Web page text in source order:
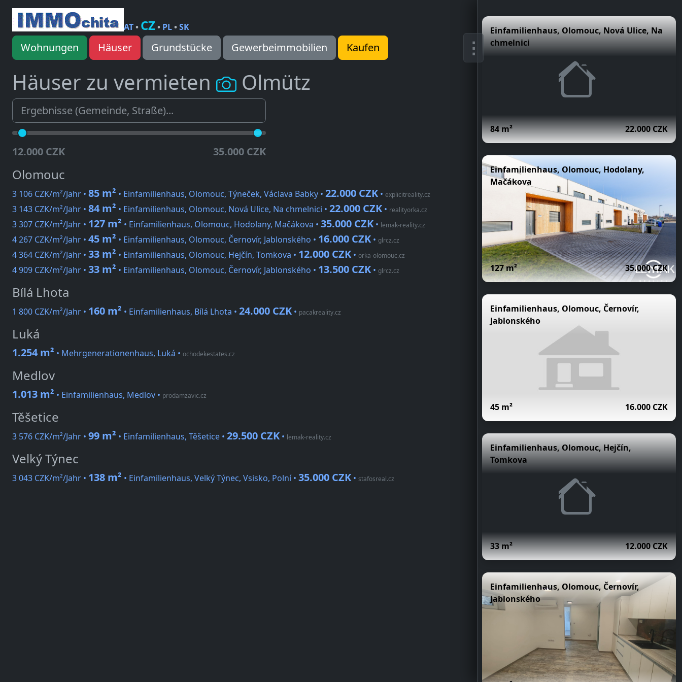
AT• CZ• PL•SK
Wohnungen Häuser Grundstücke Gewerbeimmobilien Kaufen
Häuser zu vermieten Olmütz
12.000 CZK 35.000 CZK
Olomouc
3 106 CZK/m²/Jahr • 85 m² • Einfamilienhaus, Olomouc, Týneček, Václava Babky • 22.000 CZK • explicitreality.cz
3 143 CZK/m²/Jahr • 84 m² • Einfamilienhaus, Olomouc, Nová Ulice, Na chmelnici • 22.000 CZK • realityorka.cz
3 307 CZK/m²/Jahr • 127 m² • Einfamilienhaus, Olomouc, Hodolany, Mačákova • 35.000 CZK • lemak-reality.cz
4 267 CZK/m²/Jahr • 45 m² • Einfamilienhaus, Olomouc, Černovír, Jablonského • 16.000 CZK • glrcz.cz
4 364 CZK/m²/Jahr • 33 m² • Einfamilienhaus, Olomouc, Hejčín, Tomkova • 12.000 CZK • orka-olomouc.cz
4 909 CZK/m²/Jahr • 33 m² • Einfamilienhaus, Olomouc, Černovír, Jablonského • 13.500 CZK • glrcz.cz
Bílá Lhota
1 800 CZK/m²/Jahr • 160 m² • Einfamilienhaus, Bílá Lhota • 24.000 CZK • pacakreality.cz
Luká
1.254 m² • Mehrgenerationenhaus, Luká • ochodekestates.cz
Medlov
1.013 m² • Einfamilienhaus, Medlov • prodamzavic.cz
Těšetice
3 576 CZK/m²/Jahr • 99 m² • Einfamilienhaus, Těšetice • 29.500 CZK • lemak-reality.cz
Velký Týnec
3 043 CZK/m²/Jahr • 138 m² • Einfamilienhaus, Velký Týnec, Vsisko, Polní • 35.000 CZK • stafosreal.cz